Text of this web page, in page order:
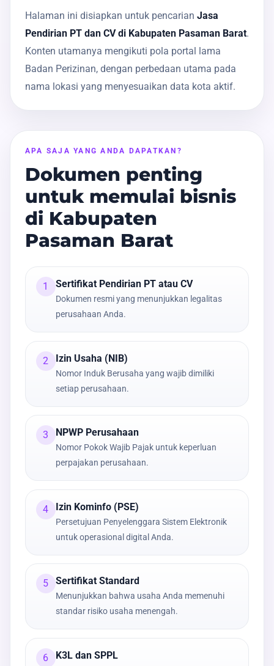
Halaman ini disiapkan untuk pencarian Jasa
Pendirian PT dan CV di Kabupaten Pasaman Barat.
Konten utamanya mengikuti pola portal lama
Badan Perizinan, dengan perbedaan utama pada
nama lokasi yang menyesuaikan data kota aktif.
APA SAJA YANG ANDA DAPATKAN?
Dokumen penting
untuk memulai bisnis
di Kabupaten
Pasaman Barat
1 Sertifikat Pendirian PT atau CV
Dokumen resmi yang menunjukkan legalitas
perusahaan Anda.
2 Izin Usaha (NIB)
Nomor Induk Berusaha yang wajib dimiliki
setiap perusahaan.
3 NPWP Perusahaan
Nomor Pokok Wajib Pajak untuk keperluan
perpajakan perusahaan.
4 Izin Kominfo (PSE)
Persetujuan Penyelenggara Sistem Elektronik
untuk operasional digital Anda.
5 Sertifikat Standard
Menunjukkan bahwa usaha Anda memenuhi
standar risiko usaha menengah.
6 K3L dan SPPL